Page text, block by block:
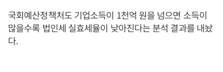
국회예산정책처도 기업소득이 1천억 원을 넘으면 소득이
많을수록 법인세 실효세율이 낮아진다는 분석 결과를 내놨
다.